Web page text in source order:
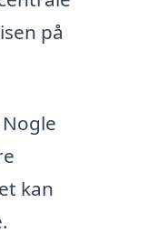
på
Nogle
kan